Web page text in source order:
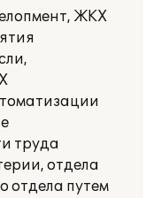
ЖКХ
труда
отдела
отдела путем